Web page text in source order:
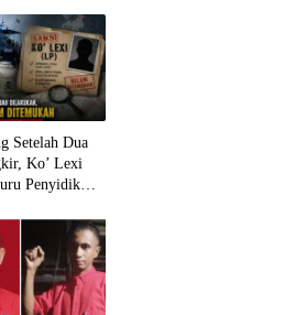
Setelah Dua
Ko’ Lexi
Penyidik